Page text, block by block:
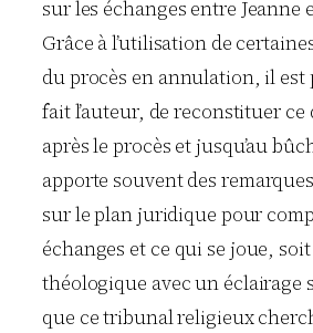
sur les échanges entre Jeanne
Grâce à l’utilisation de
du procès en annulation, il est
fait l’auteur, de reconstituer ce
après le procès et jusqu’au
apporte souvent des
sur le plan juridique pour
échanges et ce qui se joue,
théologique avec un éclairage
que ce tribunal religieux